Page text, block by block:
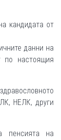
кандидата от
данни на
по настоящия
НЕЛК, други
пенсията на